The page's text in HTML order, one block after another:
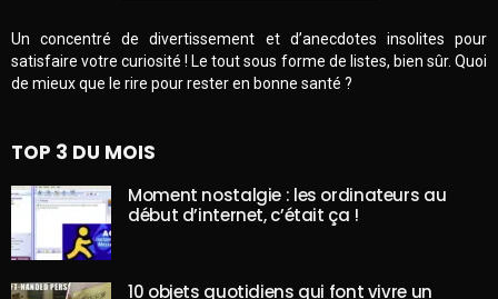
Un concentré de divertissement et d’anecdotes insolites pour
satisfaire votre curiosité ! Le tout sous forme de listes, bien sûr. Quoi
de mieux que le rire pour rester en bonne santé ?
TOP 3 DU MOIS
Moment nostalgie : les ordinateurs au
début d’internet, c’était ça !
10 objets quotidiens qui font vivre un